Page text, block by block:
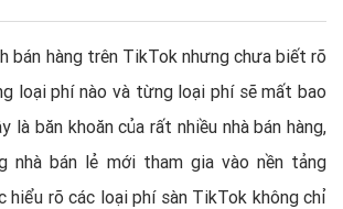
bán hàng trên TikTok nhưng chưa biết rõ
loại phí nào và từng loại phí sẽ mất bao
là băn khoăn của rất nhiều nhà bán hàng,
nhà bán lẻ mới tham gia vào nền tảng
hiểu rõ các loại phí sàn TikTok không chỉ